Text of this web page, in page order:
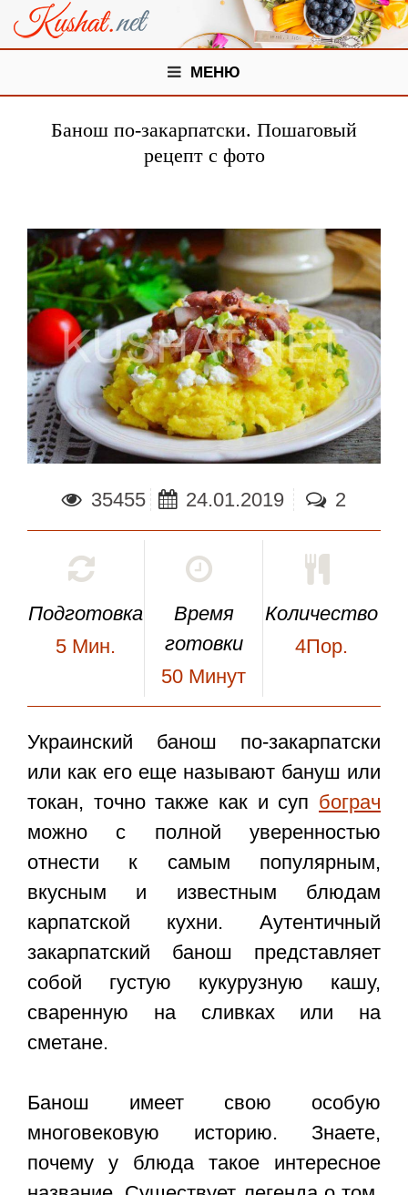
МЕНЮ
Банош по-закарпатски. Пошаговый
рецепт с фото
35455 24.01.2019 2
Подготовка
5 Мин.
Время
готовки
50 Минут
Количество
4Пор.
Украинский банош по-закарпатски
или как его еще называют бануш или
токан, точно также как и суп бограч
можно с полной уверенностью
отнести к самым популярным,
вкусным и известным блюдам
карпатской кухни. Аутентичный
закарпатский банош представляет
собой густую кукурузную кашу,
сваренную на сливках или на
сметане.
Банош имеет свою особую
многовековую историю. Знаете,
почему у блюда такое интересное